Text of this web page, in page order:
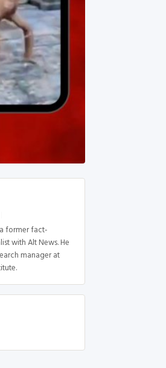
former fact-
with Alt News. He
manager at